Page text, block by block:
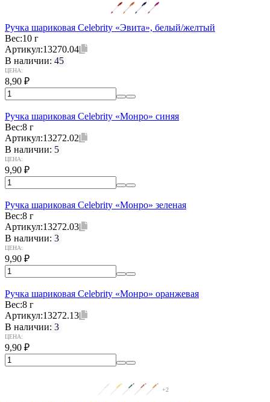
Ручка шариковая Celebrity «Эвита», белый/желтый
Вес:10 г
Артикул:13270.04
В наличии: 45
ЦЕНА:
8,90 ₽
Ручка шариковая Celebrity «Монро» синяя
Вес:8 г
Артикул:13272.02
В наличии: 5
ЦЕНА:
9,90 ₽
Ручка шариковая Celebrity «Монро» зеленая
Вес:8 г
Артикул:13272.03
В наличии: 3
ЦЕНА:
9,90 ₽
Ручка шариковая Celebrity «Монро» оранжевая
Вес:8 г
Артикул:13272.13
В наличии: 3
ЦЕНА:
9,90 ₽
+2